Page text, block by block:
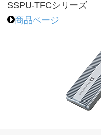
SSPU-TFCシリーズ
商品ページ